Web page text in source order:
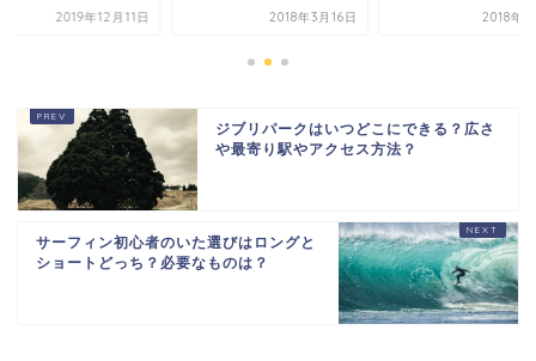
2018年3月16日 2018年6月8日 2019年12
ジブリパークはいつどこにできる？広さ
や最寄り駅やアクセス方法？
サーフィン初心者のいた選びはロングと
ショートどっち？必要なものは？